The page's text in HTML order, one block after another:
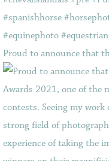
Proud to announce that